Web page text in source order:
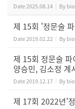
Date2025.08.14 By
제 15회 '정문술
Date2019.02.22 By
제 15회 정문술
양승민, 김소정 계
Date2019.12.17 By
제 17회 2022년'